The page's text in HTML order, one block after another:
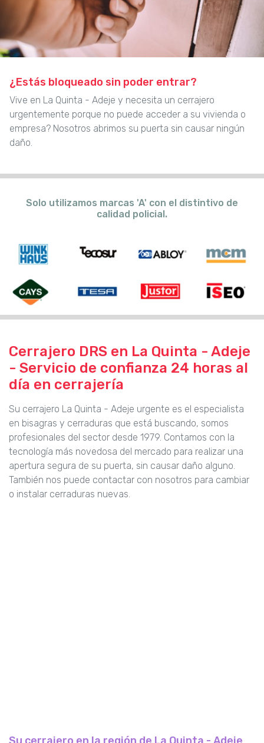
¿Estás bloqueado sin poder entrar?
Vive en La Quinta - Adeje y necesita un cerrajero
urgentemente porque no puede acceder a su vivienda o
empresa? Nosotros abrimos su puerta sin causar ningún
daño.
Solo utilizamos marcas 'A' con el distintivo de
calidad policial.
Cerrajero DRS en La Quinta - Adeje
- Servicio de confianza 24 horas al
día en cerrajería
Su cerrajero La Quinta - Adeje urgente es el especialista
en bisagras y cerraduras que está buscando, somos
profesionales del sector desde 1979. Contamos con la
tecnología más novedosa del mercado para realizar una
apertura segura de su puerta, sin causar daño alguno.
También nos puede contactar con nosotros para cambiar
o instalar cerraduras nuevas.